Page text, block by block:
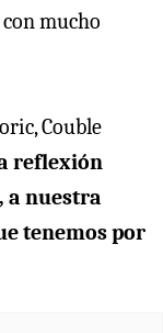
mucho
Couble
reflexión
a nuestra
tenemos por